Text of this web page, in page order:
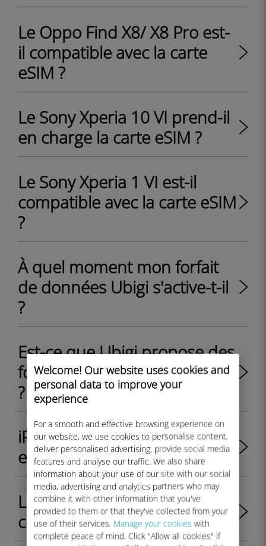
Welcome! Our website uses cookies and
personal data to improve your
experience
For a smooth and effective browsing experience on
our website, we use cookies to personalise content,
deliver personalised advertising, provide social media
features and analyse our traffic. We also share
information about your use of our site with our social
media, advertising and analytics partners who may
combine it with other information that you've
provided to them or that they've collected from your
use of their services. Manage your cookies with
complete peace of mind. Click "Allow all cookies" if
Le Oppo Find X8/ X8 Pro est-
il compatible avec la carte
eSIM ?
Le Sony Xperia 10 VI prend-il
en charge la carte eSIM ?
Le Sony Xperia 1 VI est-il
compatible avec la carte eSIM
?
À quel moment mon forfait
de données Ubigi s'active-t-il
?
Est-ce que Ubigi propose des
forfaits de données illimitées
?
iPhone 16: Options eSIM/SIM
et compatibilité eSIM Ubigi
Le Google Pixel 9 est-il
compatible eSIM ?